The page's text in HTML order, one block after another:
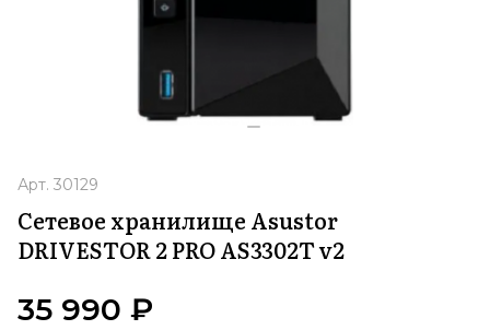
Арт. 30129
Сетевое хранилище Asustor
DRIVESTOR 2 PRO AS3302T v2
35 990 ₽